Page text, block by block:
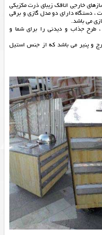
خارجی اتاقک زیبای ذرت مکزیکی
، دستگاه دارای دو مدل گازی و برقی
می باشد.
طرح جذاب و دیدنی را برای شما و
و پنیر می باشد که از جنس استیل